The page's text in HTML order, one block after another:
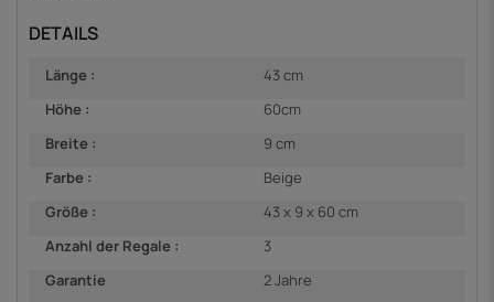
DETAILS
Länge :
43 cm
Höhe :
60cm
Breite :
9 cm
Farbe :
Beige
Größe :
43 x 9 x 60 cm
Anzahl der Regale :
3
Garantie
2 Jahre